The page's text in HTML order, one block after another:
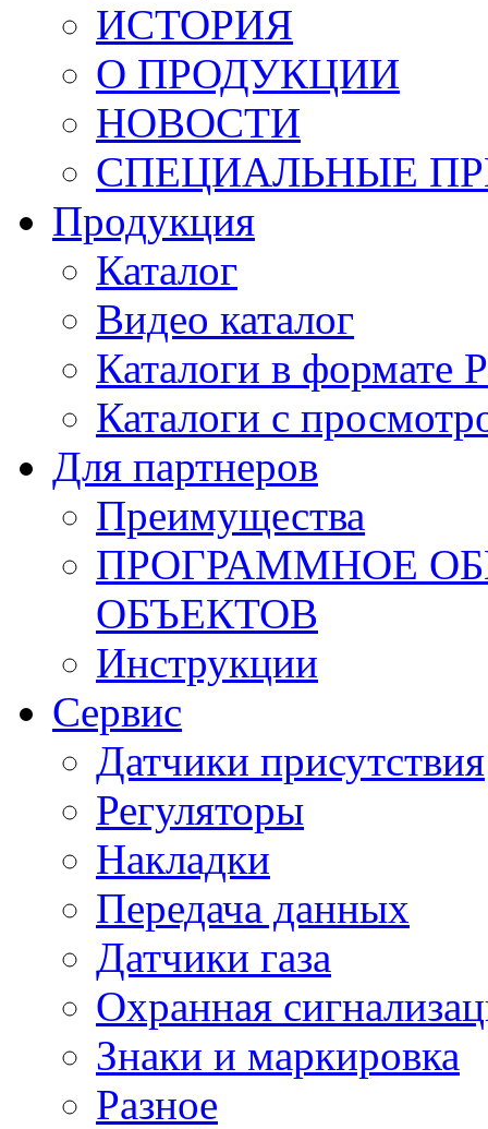
ИСТОРИЯ
О ПРОДУКЦИИ
НОВОСТИ
СПЕЦИАЛЬНЫЕ
Продукция
Каталог
Видео каталог
Каталоги в формате
Каталоги с
Для партнеров
Преимущества
ПРОГРАММНОЕ
ОБЪЕКТОВ
Инструкции
Сервис
Датчики присутствия
Регуляторы
Накладки
Передача данных
Датчики газа
Охранная
Знаки и маркировка
Разное